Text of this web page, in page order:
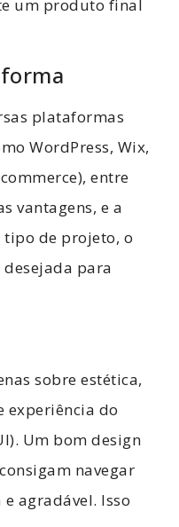
um produto final
plataformas
WordPress, Wix,
entre
vantagens, e a
tipo de projeto, o
para
sobre estética,
experiência do
Um bom design
navegar
agradável. Isso